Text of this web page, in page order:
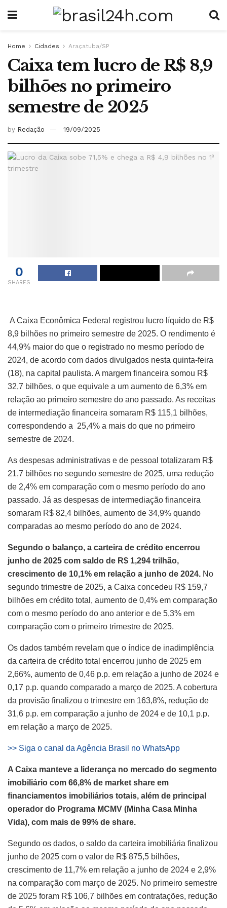
Home Cidades Araçatuba/SP
Caixa tem lucro de R$ 8,9
bilhões no primeiro
semestre de 2025
by Redação 19/09/2025
0
SHARES
A Caixa Econômica Federal registrou lucro líquido de R$
8,9 bilhões no primeiro semestre de 2025. O rendimento é
44,9% maior do que o registrado no mesmo período de
2024, de acordo com dados divulgados nesta quinta-feira
(18), na capital paulista. A margem financeira somou R$
32,7 bilhões, o que equivale a um aumento de 6,3% em
relação ao primeiro semestre do ano passado. As receitas
de intermediação financeira somaram R$ 115,1 bilhões,
correspondendo a 25,4% a mais do que no primeiro
semestre de 2024.
As despesas administrativas e de pessoal totalizaram R$
21,7 bilhões no segundo semestre de 2025, uma redução
de 2,4% em comparação com o mesmo período do ano
passado. Já as despesas de intermediação financeira
somaram R$ 82,4 bilhões, aumento de 34,9% quando
comparadas ao mesmo período do ano de 2024.
Segundo o balanço, a carteira de crédito encerrou
junho de 2025 com saldo de R$ 1,294 trilhão,
crescimento de 10,1% em relação a junho de 2024. No
segundo trimestre de 2025, a Caixa concedeu R$ 159,7
bilhões em crédito total, aumento de 0,4% em comparação
com o mesmo período do ano anterior e de 5,3% em
comparação com o primeiro trimestre de 2025.
Os dados também revelam que o índice de inadimplência
da carteira de crédito total encerrou junho de 2025 em
2,66%, aumento de 0,46 p.p. em relação a junho de 2024 e
0,17 p.p. quando comparado a março de 2025. A cobertura
da provisão finalizou o trimestre em 163,8%, redução de
31,6 p.p. em comparação a junho de 2024 e de 10,1 p.p.
em relação a março de 2025.
>> Siga o canal da Agência Brasil no WhatsApp
A Caixa manteve a liderança no mercado do segmento
imobiliário com 66,8% de market share em
financiamentos imobiliários totais, além de principal
operador do Programa MCMV (Minha Casa Minha
Vida), com mais de 99% de share.
Segundo os dados, o saldo da carteira imobiliária finalizou
junho de 2025 com o valor de R$ 875,5 bilhões,
crescimento de 11,7% em relação a junho de 2024 e 2,9%
na comparação com março de 2025. No primeiro semestre
de 2025 foram R$ 106,7 bilhões em contratações, redução